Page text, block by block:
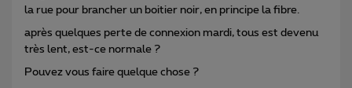
la rue pour brancher un boitier noir, en principe la fibre.
après quelques perte de connexion mardi, tous est devenu
très lent, est-ce normale ?
Pouvez vous faire quelque chose ?